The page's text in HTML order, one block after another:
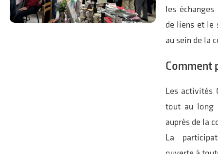
les
de liens et le
au sein de la
Comment
Les activités
tout au long
auprès de la
La